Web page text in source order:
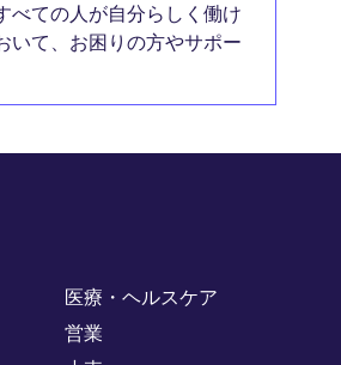
べての人が自分らしく働け
いて、お困りの方やサポー
医療・ヘルスケア
営業